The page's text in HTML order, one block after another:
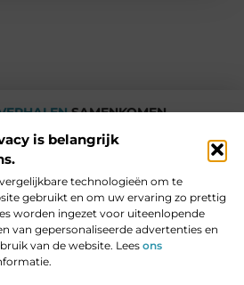
is belangrijk
technologieën om te
gebruikt en om uw ervaring zo prettig
worden ingezet voor uiteenlopende
van gepersonaliseerde advertenties en
van de website. Lees ons
SAMENKOMEN.
mensen